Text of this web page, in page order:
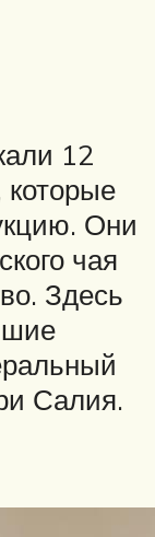
12
которые
Они
чая
Здесь
Салия.